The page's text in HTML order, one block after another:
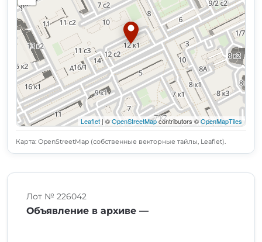
Leaflet | ©OpenStreetMapcontributors ©OpenMapTiles
Карта: OpenStreetMap (собственные векторные тайлы, Leaflet).
Лот № 226042
Объявление в архиве —